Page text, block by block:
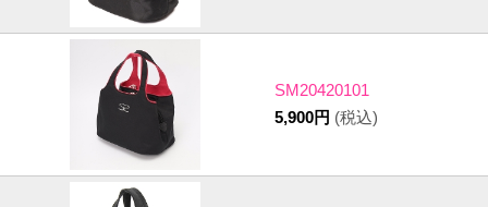
SM20420101
5,900円 (税込)